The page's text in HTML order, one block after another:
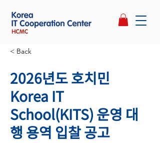
< Back
2026년도 호치민
Korea IT
School(KITS) 운영 대
행 용역 입찰 공고